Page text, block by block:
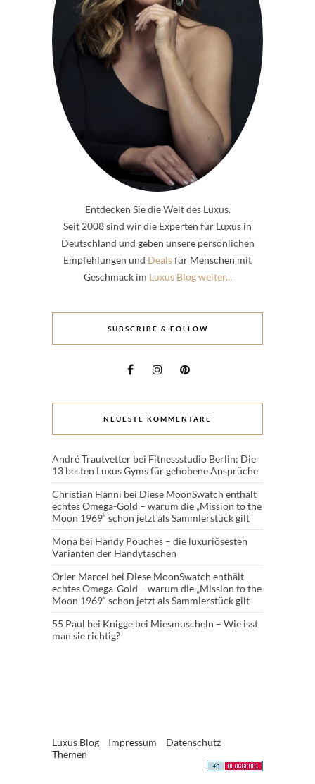
Entdecken Sie die Welt des Luxus.
Seit 2008 sind wir die Experten für Luxus in
Deutschland und geben unsere persönlichen
Empfehlungen und Dealsfür Menschen mit
Geschmack im Luxus Blog weiter...
SUBSCRIBE & FOLLOW
NEUESTE KOMMENTARE
André Trautvetter bei Fitnessstudio Berlin: Die
13 besten Luxus Gyms für gehobene Ansprüche
Christian Hänni bei Diese MoonSwatch enthält
echtes Omega-Gold – warum die „Mission to the
Moon 1969“ schon jetzt als Sammlerstück gilt
Mona bei Handy Pouches – die luxuriösesten
Varianten der Handytaschen
Orler Marcel bei Diese MoonSwatch enthält
echtes Omega-Gold – warum die „Mission to the
Moon 1969“ schon jetzt als Sammlerstück gilt
55 Paul bei Knigge bei Miesmuscheln – Wie isst
man sie richtig?
Luxus Blog Impressum
Datenschutz
Themen